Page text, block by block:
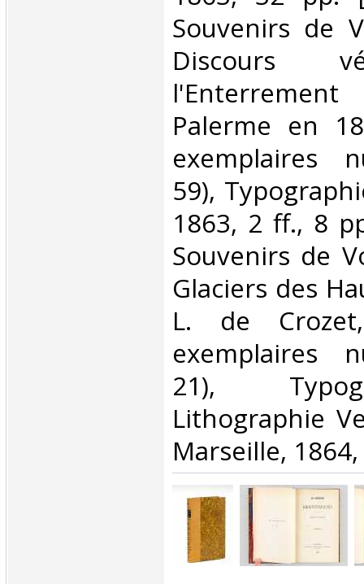
Souvenirs de
Discours
Palerme en
exemplaires
59),
1863, 2 ff., 8
Souvenirs de
Glaciers des
L. de
exemplaires
21),
Lithographie
Marseille,